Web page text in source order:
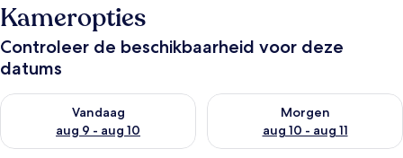
Kameropties
Controleer de beschikbaarheid voor deze
datums
Vandaag
aug 9 - aug 10
De beschikbaarheid controleren voor vanavond aug 9 - aug
Morgen
aug 10 - aug 11
De beschikbaarheid